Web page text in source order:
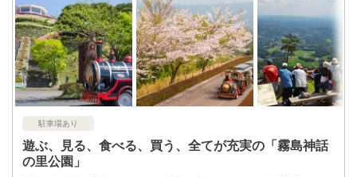
※ 掲載情報は変更になる場合があります。最新の内容はご利用前にご自身でお
問合せください。
※ 料金情報は税込・税抜表記が混ざっております。正しい金額はご利用前にご
自身でお問合せください。
駐車場あり
遊ぶ、見る、食べる、買う、全てが充実の「霧島神話
の里公園」